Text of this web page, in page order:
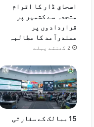
اسحاق ڈار کا اقوام
متحدہ سے کشمیر پر
قراردادوں پر
عملدرآمد کا مطالبہ
2 گھنٹے پہلے
15 ممالک کے سفارتی